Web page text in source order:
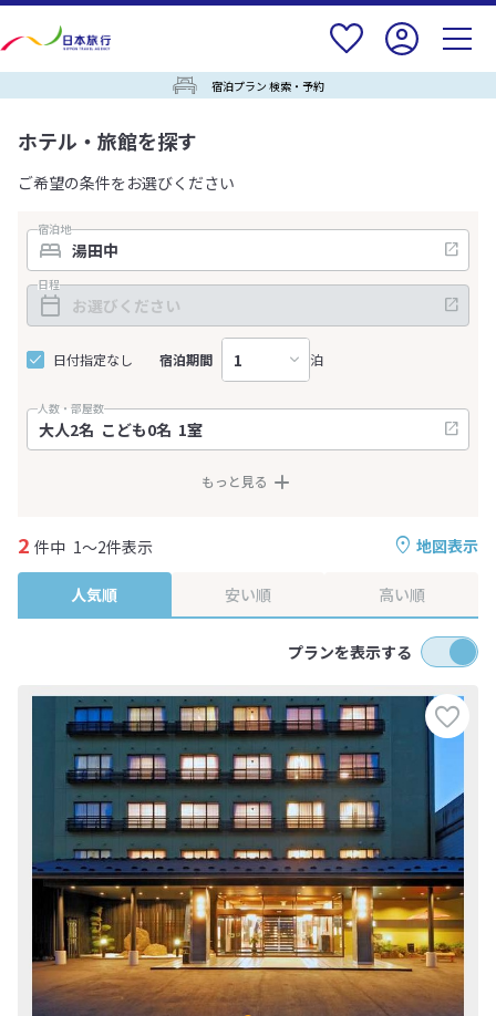
宿泊プラン 検索・予約
ホテル・旅館を探す
ご希望の条件をお選びください
宿泊地
日程
日付指定なし 宿泊期間 泊
人数・部屋数
もっと見る
地図表示
2 件中 1～2件表示
人気順 安い順 高い順
プランを表示する